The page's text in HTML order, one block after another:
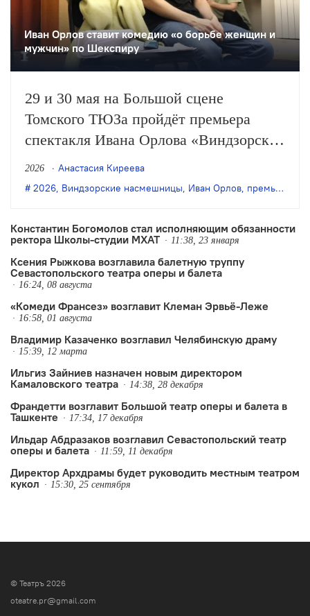
Иван Орлов ставит комедию «о борьбе женщин и
мужчин» по Шекспиру
29 и 30 мая на Большой сцене
Томского ТЮЗа пройдёт премьера
спектакля Ивана Орлова «Виндзорские
насмешницы» по одноимённой
комедии Уильяма Шекспира.
2026
Анастасия Киреева
2026, Виндзорские насмешницы, Иван Орлов, премьера
Константин Богомолов стал исполняющим обязанности
ректора Школы-студии МХАТ
11:38, 23 января
Ксения Рыжкова возглавила балетную труппу
Севастопольского театра оперы и балета
16:24, 08 августа
«Комеди Франсез» возглавит Клеман Эрвьё-Леже
16:58, 01 августа
Владимир Казаченко возглавил Челябинскую драму
15:39, 12 марта
Ильгиз Зайниев назначен новым директором
Камаловского театра
14:38, 28 декабря
Франдетти возглавит Большой театр оперы и балета в
Ташкенте
17:34, 17 декабря
Ильдар Абдразаков возглавил Севастопольский театр
оперы и балета
11:59, 11 декабря
Директор Архдрамы будет руководить местным театром
кукол
15:30, 25 сентября
© Театръ 2026
oteatre.pr@gmail.com